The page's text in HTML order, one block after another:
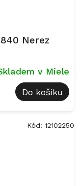
Nerez
v Miele
Do košíku
Kód: 12102250